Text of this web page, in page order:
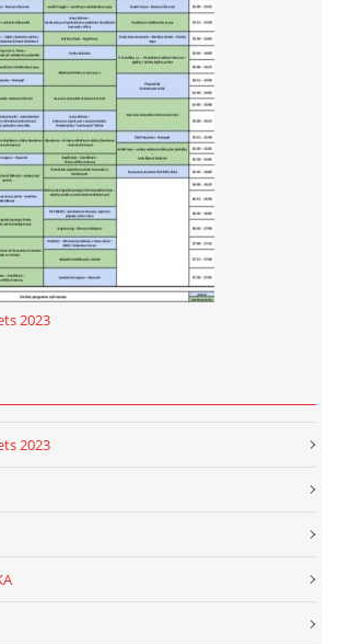
2023
2023